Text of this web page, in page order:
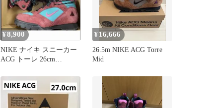
¥8,900
NIKE ナイキ スニーカー
ACG トーレ 26cm
¥ 16,666
26.5m NIKE ACG Torre
Mid